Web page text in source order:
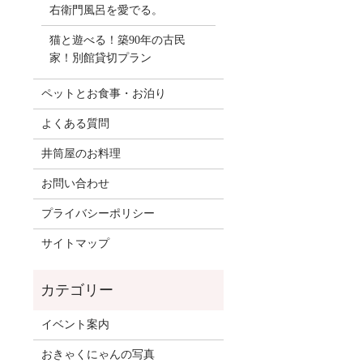
右衛門風呂を愛でる。
猫と遊べる！築90年の古民
家！別館貸切プラン
ペットとお食事・お泊り
よくある質問
井筒屋のお料理
お問い合わせ
プライバシーポリシー
サイトマップ
イベント案内
おきゃくにゃんの写真